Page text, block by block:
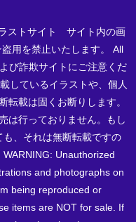
ストサイト サイト内の画
用を禁止いたします。 All
び詐欺サイトにご注意くだ
しているイラストや、個人
転載は固くお断りします。
は行っておりません。もし
、それは無断転載ですの
Unauthorized
and photographs on
being reproduced or
items are NOT for sale. If